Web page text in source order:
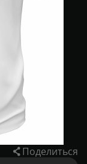
Поделиться